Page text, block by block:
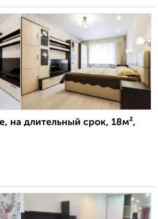
на длительный срок, 18м²,